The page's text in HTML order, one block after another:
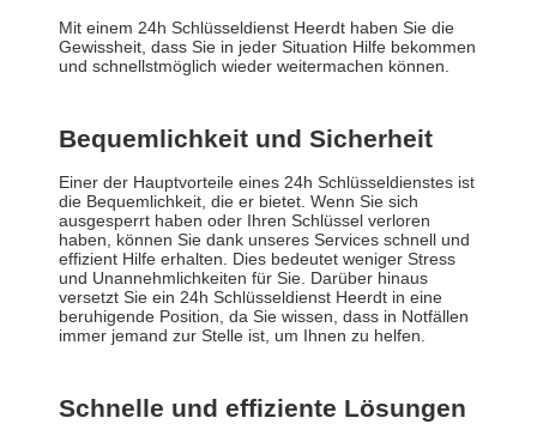
Mit einem 24h Schlüsseldienst Heerdt haben Sie die
Gewissheit, dass Sie in jeder Situation Hilfe bekommen
und schnellstmöglich wieder weitermachen können.
Bequemlichkeit und Sicherheit
Einer der Hauptvorteile eines 24h Schlüsseldienstes ist
die Bequemlichkeit, die er bietet. Wenn Sie sich
ausgesperrt haben oder Ihren Schlüssel verloren
haben, können Sie dank unseres Services schnell und
effizient Hilfe erhalten. Dies bedeutet weniger Stress
und Unannehmlichkeiten für Sie. Darüber hinaus
versetzt Sie ein 24h Schlüsseldienst Heerdt in eine
beruhigende Position, da Sie wissen, dass in Notfällen
immer jemand zur Stelle ist, um Ihnen zu helfen.
Schnelle und effiziente Lösungen